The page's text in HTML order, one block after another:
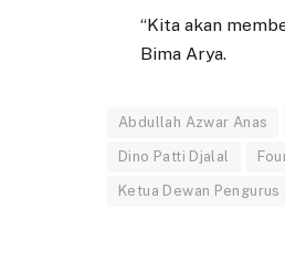
“Kita akan
Bima Arya.
Abdullah Azwar Anas
Dino Patti Djalal
Ketua Dewan